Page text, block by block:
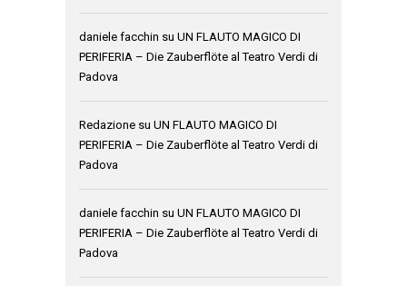
daniele facchin su UN FLAUTO MAGICO DI
PERIFERIA – Die Zauberflöte al Teatro Verdi di
Padova
Redazione su UN FLAUTO MAGICO DI
PERIFERIA – Die Zauberflöte al Teatro Verdi di
Padova
daniele facchin su UN FLAUTO MAGICO DI
PERIFERIA – Die Zauberflöte al Teatro Verdi di
Padova